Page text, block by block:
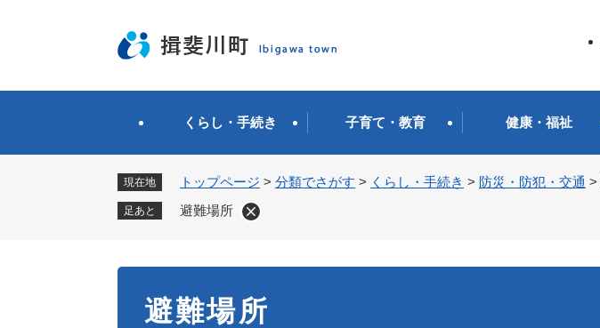
先
す
くらし・手続き 子育て・教育 健康・福祉
現在地 トップページ > 分類でさがす > くらし・手続き > 防災・防犯・交通 >
足あと 避難場所
避難場所